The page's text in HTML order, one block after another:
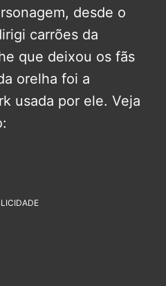
desde o
carrões da
que deixou os fãs
orelha foi a
usada por ele. Veja